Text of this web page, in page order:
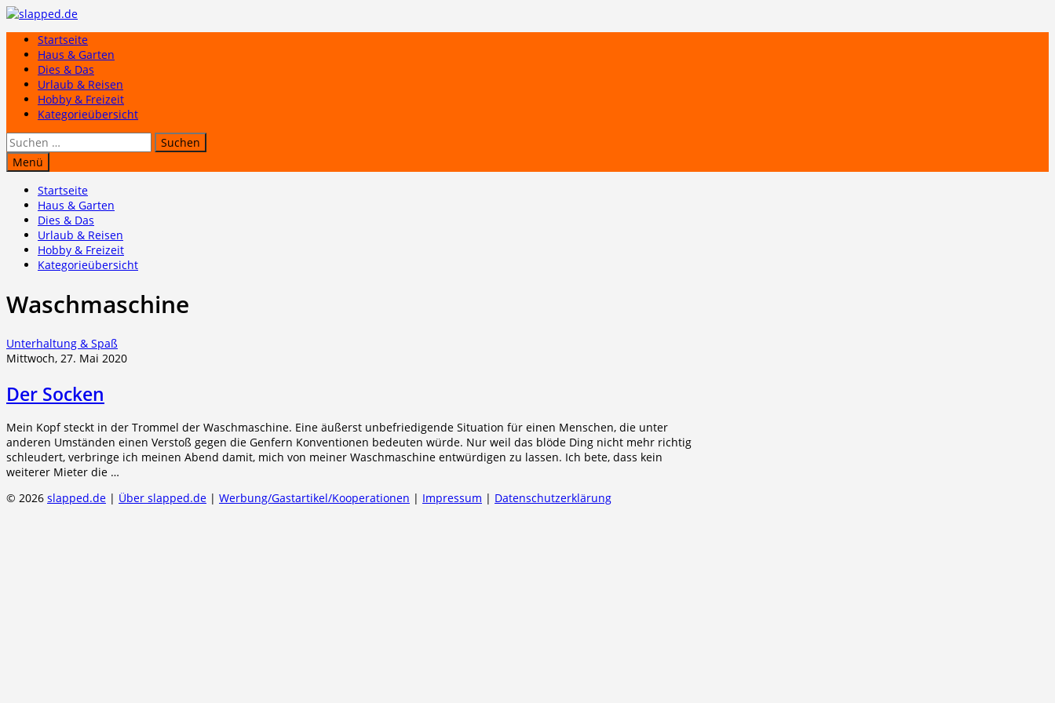
Zum
springenStartseite
Haus & Garten
Dies & Das
Urlaub & Reisen
Hobby & Freizeit
Kategorieübersicht
Suchen
nach:
Menü
Startseite
Haus & Garten
Dies & Das
Urlaub & Reisen
Hobby & Freizeit
Kategorieübersicht
Waschmaschine
Unterhaltung & Spaß
Mittwoch, 27. Mai 2020
Der Socken
Mein Kopf steckt in der Trommel der Waschmaschine. Eine äußerst unbefriedigende Situation für einen Menschen, die unter
anderen Umständen einen Verstoß gegen die Genfern Konventionen bedeuten würde. Nur weil das blöde Ding nicht mehr richtig
schleudert, verbringe ich meinen Abend damit, mich von meiner Waschmaschine entwürdigen zu lassen. Ich bete, dass kein
weiterer Mieter die …
© 2026 slapped.de | Über slapped.de | Werbung/Gastartikel/Kooperationen | Impressum | Datenschutzerklärung